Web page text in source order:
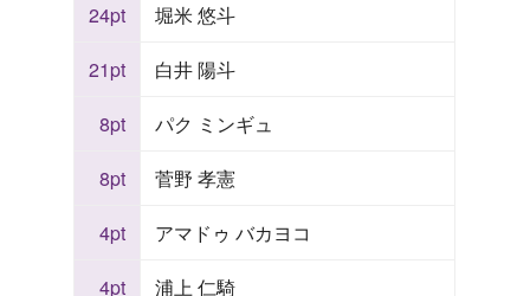
24pt
堀米 悠斗
21pt
白井 陽斗
8pt
パク ミンギュ
8pt
菅野 孝憲
4pt
アマドゥ バカヨコ
4pt
浦上 仁騎